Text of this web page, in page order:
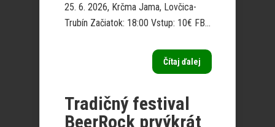
25. 6. 2026, Krčma Jama, Lovčica-
Trubín Začiatok: 18:00 Vstup: 10€ FB...
Čítaj ďalej
Tradičný festival
BeerRock prvýkrát